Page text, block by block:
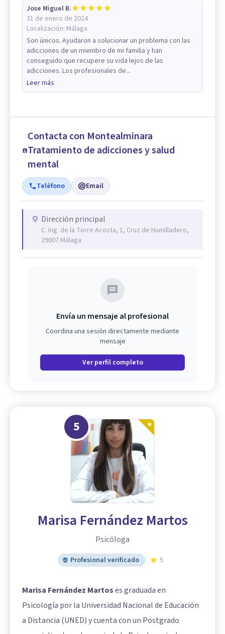
Jose Miguel B.
31 de enero de 2024
Localización: Málaga
Son únicos. Ayudaron a solucionar un problema con las
adicciones de un miembro de mi familia y han
conseguido que recupere su vida lejos de las
adicciones. Los profesionales de...
Leer más
Contacta con Montealminara
Tratamiento de adicciones y salud
mental
Teléfono Email
Dirección principal
C. Ing. de la Torre Acosta, 1, Cruz de Humilladero,
29007 Málaga
Envía un mensaje al profesional
Coordina una sesión directamente mediante
mensaje
Ver perfil completo
5
Marisa Fernández Martos
Psicóloga
Profesional verificado 5
Marisa Fernández Martoses graduada en
Psicología por la Universidad Nacional de Educación
a Distancia (UNED) y cuenta con un Postgrado